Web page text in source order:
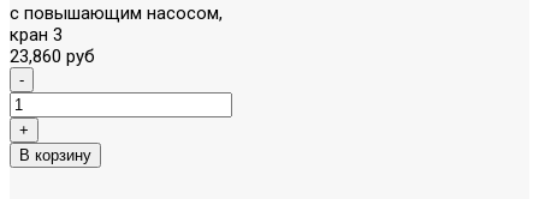
с повышающим насосом,
кран 3
23,860 руб